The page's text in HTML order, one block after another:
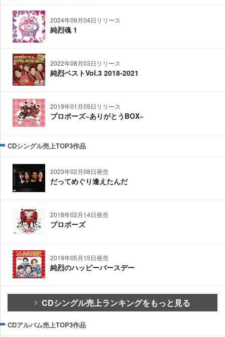
2024年09月04日リリース
純烈魂 1
2022年08月03日リリース
純烈ベストVol.3 2018-2021
2019年01月09日リリース
プロポーズ~ありがとうBOX~
CDシングル売上TOP3作品
2023年02月08日発売
だってめぐり逢えたんだ
2018年02月14日発売
プロポーズ
2019年05月15日発売
純烈のハッピーバースデー
CDシングル売上ランキングをもっと見る
CDアルバム売上TOP3作品